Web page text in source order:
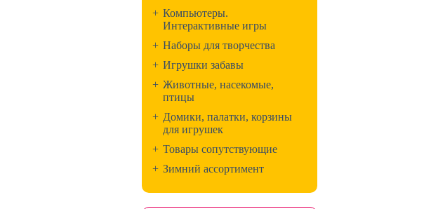
+ Компьютеры.
Интерактивные игры
+ Наборы для творчества
+ Игрушки забавы
+ Животные, насекомые,
птицы
+ Домики, палатки, корзины
для игрушек
+ Товары сопутствующие
+ Зимний ассортимент